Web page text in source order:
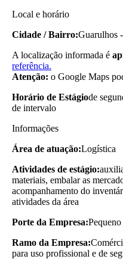
Local e horário
Cidade / Bairro:Guarulhos
A localização informada é
referência.
Atenção: o Google Maps
Horário de Estágiode
de intervalo
Informações
Área de atuação:Logística
Atividades de estágio:
materiais, embalar as
acompanhamento do
atividades da área
Porte da Empresa:Pequeno
Ramo da Empresa:
para uso profissional e de